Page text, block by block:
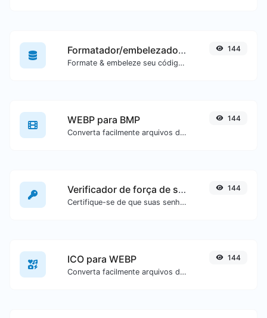
Formatador/embelezador de SQL
Formate & embeleze seu código SQL com facilidade.
144
WEBP para BMP
Converta facilmente arquivos de imagem WEBP para BMP.
144
Verificador de força de senha
Certifique-se de que suas senhas sejam boas o suficiente.
144
ICO para WEBP
Converta facilmente arquivos de imagem ICO para WEBP.
144